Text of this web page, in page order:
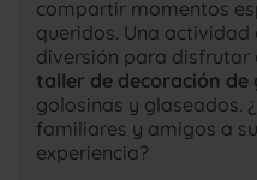
compartir momentos
queridos. Una
diversión para disfrutar
taller de decoración de
golosinas y glaseados.
familiares y amigos a
experiencia?